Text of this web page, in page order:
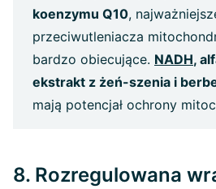
koenzymu Q10,
przeciwutleniacza
bardzo obiecujące. NADH,
ekstrakt z żeń-szenia i
mają potencjał ochrony
8. Rozregulowana